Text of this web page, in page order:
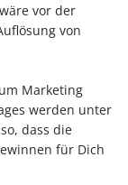
vor der
von
Marketing
werden unter
dass die
für Dich